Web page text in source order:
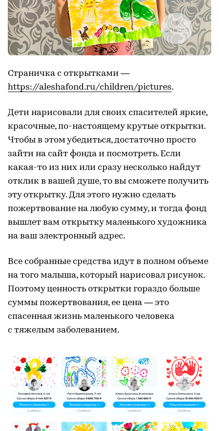
Страничка с открытками —
https://aleshafond.ru/children/pictures.
Дети нарисовали для своих спасителей яркие,
красочные, по-настоящему крутые открытки.
Чтобы в этом убедиться, достаточно просто
зайти на сайт фонда и посмотреть. Если
какая-то из них или сразу несколько найдут
отклик в вашей душе, то вы сможете получить
эту открытку. Для этого нужно сделать
пожертвование на любую сумму, и тогда фонд
вышлет вам открытку маленького художника
на ваш электронный адрес.
Все собранные средства идут в полном объеме
на того малыша, который нарисовал рисунок.
Поэтому ценность открытки гораздо больше
суммы пожертвования, ее цена — это
спасенная жизнь маленького человека
с тяжелым заболеванием.